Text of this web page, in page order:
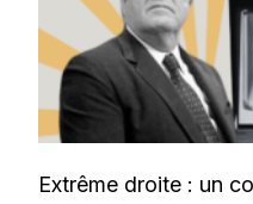
Extrême droite : un